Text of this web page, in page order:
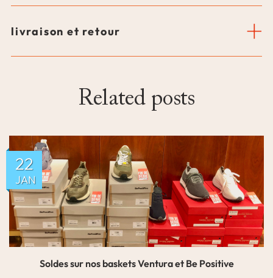
livraison et retour
Related posts
22
JAN
Soldes sur nos baskets Ventura et Be Positive